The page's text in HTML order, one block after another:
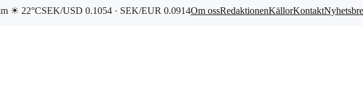
☀ 22°CSEK/USD 0.1054 · SEK/EUR 0.0914Om ossRedaktionenKällorKontakt